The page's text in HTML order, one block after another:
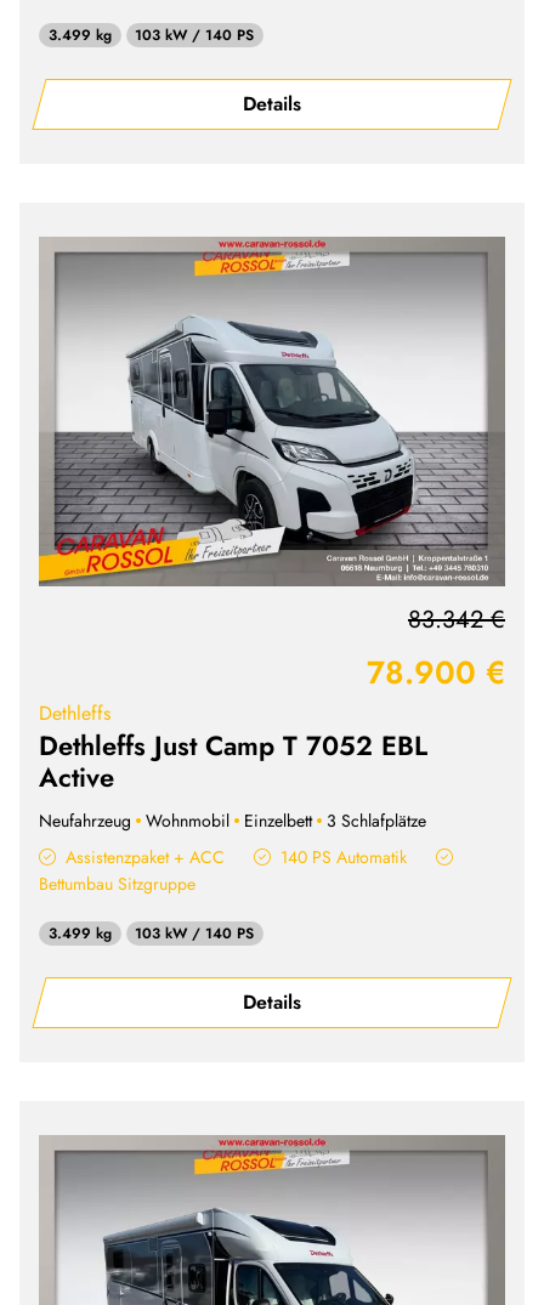
3.499 kg 103 kW / 140 PS
Details
Dethleffs
Dethleffs Just Camp T 7052 EBL
Active
Neufahrzeug Wohnmobil Einzelbett 3 Schlafplätze
78.900 €
83.342 €
Assistenzpaket + ACC
140 PS Automatik
Bettumbau Sitzgruppe
3.499 kg 103 kW / 140 PS
Details